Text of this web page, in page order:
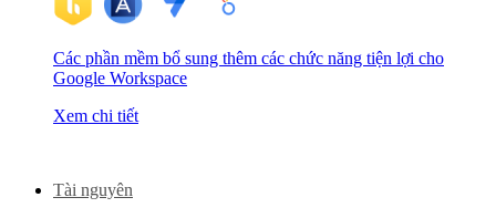
Các phần mềm bổ sung thêm các chức năng tiện lợi cho
Google Workspace
Xem chi tiết
Tài nguyên